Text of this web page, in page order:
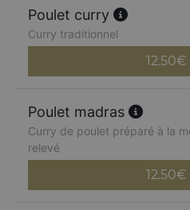
Poulet curry
Curry traditionnel
12.50€
Poulet madras
Curry de poulet préparé à la
relevé
12.50€